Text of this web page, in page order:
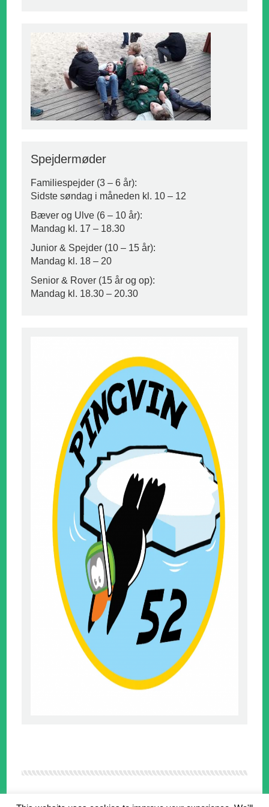
Spejdermøder
Familiespejder (3 – 6 år):
Sidste søndag i måneden kl. 10 – 12
Bæver og Ulve (6 – 10 år):
Mandag kl. 17 – 18.30
Junior & Spejder (10 – 15 år):
Mandag kl. 18 – 20
Senior & Rover (15 år og op):
Mandag kl. 18.30 – 20.30